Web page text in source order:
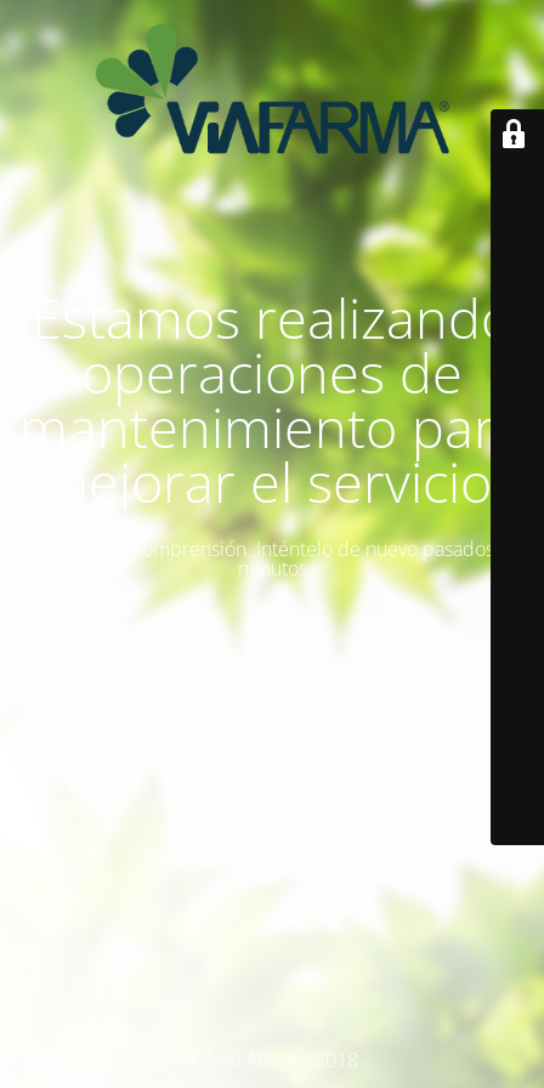
Estamos realizando
operaciones de
mantenimiento para
mejorar el servicio.
Gracias por su comprensión. Inténtelo de nuevo pasados unos
minutos
© VIAFARMA - 2018